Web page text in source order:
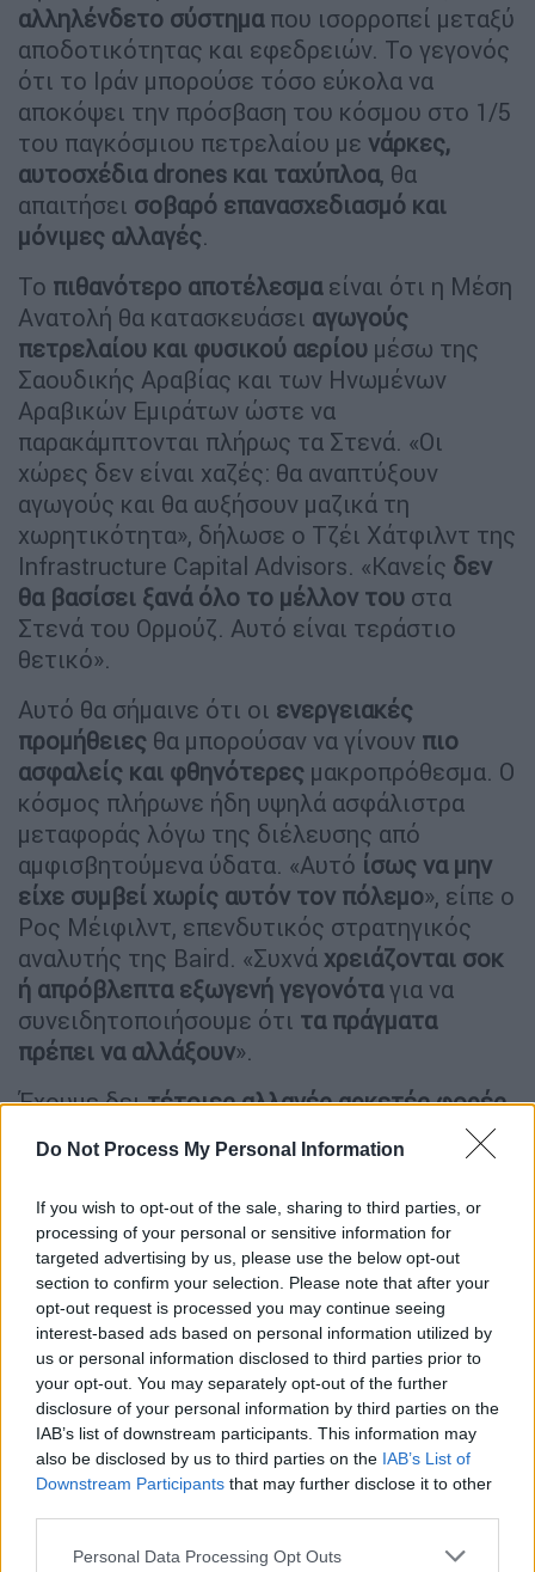
Do Not Process My Personal Information
If you wish to opt-out of the sale, sharing to third parties, or
processing of your personal or sensitive information for
targeted advertising by us, please use the below opt-out
section to confirm your selection. Please note that after your
opt-out request is processed you may continue seeing
interest-based ads based on personal information utilized by
us or personal information disclosed to third parties prior to
your opt-out. You may separately opt-out of the further
disclosure of your personal information by third parties on the
IAB’s list of downstream participants. This information may
also be disclosed by us to third parties on the IAB’s List of
Downstream Participants that may further disclose it to other
Please note that this website/app uses one or more Google
Personal Data Processing Opt Outs
αλληλένδετο σύστημαπου ισορροπεί μεταξύ
αποδοτικότητας και εφεδρειών. Το γεγονός
ότι το Ιράν μπορούσε τόσο εύκολα να
αποκόψει την πρόσβαση του κόσμου στο 1/5
του παγκόσμιου πετρελαίου με νάρκες,
αυτοσχέδια drones και ταχύπλοα, θα
απαιτήσει σοβαρό επανασχεδιασμό και
μόνιμες αλλαγές.
Το πιθανότερο αποτέλεσμαείναι ότι η Μέση
Ανατολή θα κατασκευάσει αγωγούς
πετρελαίου και φυσικού αερίου μέσω της
Σαουδικής Αραβίας και των Ηνωμένων
Αραβικών Εμιράτων ώστε να
παρακάμπτονται πλήρως τα Στενά. «Οι
χώρες δεν είναι χαζές: θα αναπτύξουν
αγωγούς και θα αυξήσουν μαζικά τη
χωρητικότητα», δήλωσε ο Τζέι Χάτφιλντ της
Infrastructure Capital Advisors. «Κανείς δεν
θα βασίσει ξανά όλο το μέλλον του στα
Στενά του Ορμούζ. Αυτό είναι τεράστιο
θετικό».
Αυτό θα σήμαινε ότι οι ενεργειακές
προμήθειες θα μπορούσαν να γίνουν πιο
ασφαλείς και φθηνότερες μακροπρόθεσμα. Ο
κόσμος πλήρωνε ήδη υψηλά ασφάλιστρα
μεταφοράς λόγω της διέλευσης από
αμφισβητούμενα ύδατα. «Αυτό ίσως να μην
είχε συμβεί χωρίς αυτόν τον πόλεμο», είπε ο
Ρος Μέιφιλντ, επενδυτικός στρατηγικός
αναλυτής της Baird. «Συχνά χρειάζονται σοκ
ή απρόβλεπτα εξωγενή γεγονόταγια να
συνειδητοποιήσουμε ότι τα πράγματα
πρέπει να αλλάξουν».
Έχουμε δειτέτοιες αλλαγές αρκετές φορές
μόνο μέσα σε αυτή τη δεκαετία. Μετά την
πανδημία, οιπαγκόσμιες αλυσίδες
εφοδιασμού της μεταποίησης
κατέρρευσαν
και στη συνέχεια ενισχύθηκαν σημαντικά. Ο
πόλεμος της Ρωσίας με την Ουκρανία άλλαξε
τον τρόπο με τον οποίο η Ευρώπη
προμηθεύεται φυσικό αέριο. Οι δασμοί του
προέδρου Ντόναλντ Τραμπ προκάλεσαν
τεράστιες αλλαγέςστις πηγές πρώτων
υλών.
Ηενίσχυση της ενεργειακής εφοδιαστικής
αλυσίδαςδεν θα μπορούσε να έρθει σε
καλύτερη στιγμή: η παγκόσμια ζήτηση
ενέργειας έχει γίνει αχόρταγη. Οι